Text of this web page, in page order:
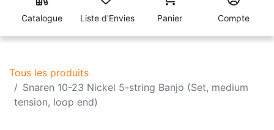
Catalogue Liste d'Envies Panier Compte
Tous les produits
Snaren 10-23 Nickel 5-string Banjo (Set, medium
tension, loop end)